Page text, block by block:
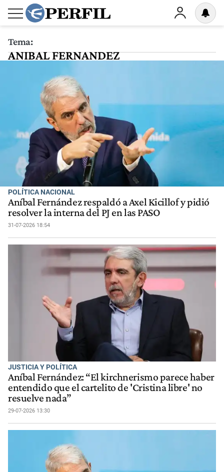
Tema:
ANIBAL FERNANDEZ
POLÍTICA NACIONAL
Aníbal Fernández respaldó a Axel Kicillof y pidió
resolver la interna del PJ en las PASO
31-07-2026 18:54
JUSTICIA Y POLÍTICA
Aníbal Fernández: “El kirchnerismo parece haber
entendido que el cartelito de 'Cristina libre' no
resuelve nada”
29-07-2026 13:30